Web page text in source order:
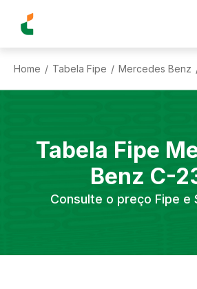
Home / Tabela Fipe / Mercedes Benz
Tabela Fipe
Benz C-
Consulte o preço Fipe e